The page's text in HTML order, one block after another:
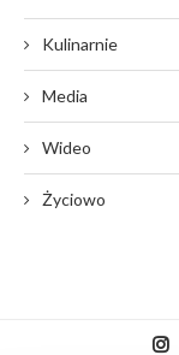
Kulinarnie
Media
Wideo
Życiowo